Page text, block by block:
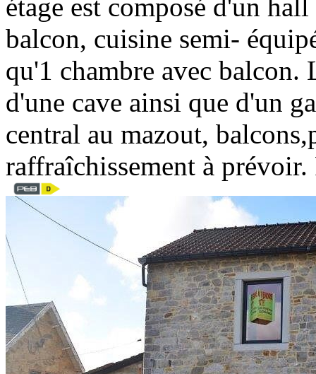
étage est composé d'un
balcon, cuisine semi-
qu'1 chambre avec balcon.
d'une cave ainsi que d'un
central au mazout,
raffraîchissement à